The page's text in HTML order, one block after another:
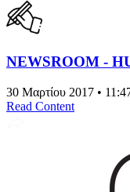
NEWSROOM -
30 Μαρτίου 2017 •
Read Content